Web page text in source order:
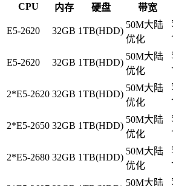
CPU 内存 硬盘 带宽
E5-2620 32GB 1TB(HDD)
50M大陆
优化
E5-2620 32GB 1TB(HDD)
50M大陆
优化
2*E5-2620 32GB 1TB(HDD)
50M大陆
优化
2*E5-2650 32GB 1TB(HDD)
50M大陆
优化
2*E5-2680 32GB 1TB(HDD)
50M大陆
优化
50M大陆